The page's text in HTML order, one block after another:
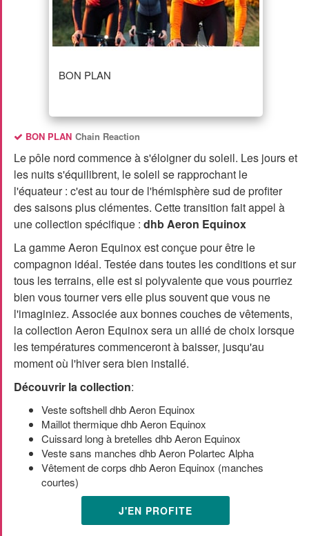
BON PLAN
BON PLAN Chain Reaction
Le pôle nord commence à s'éloigner du soleil. Les jours et
les nuits s'équilibrent, le soleil se rapprochant le
l'équateur : c'est au tour de l'hémisphère sud de profiter
des saisons plus clémentes. Cette transition fait appel à
une collection spécifique : dhb Aeron Equinox
La gamme Aeron Equinox est conçue pour être le
compagnon idéal. Testée dans toutes les conditions et sur
tous les terrains, elle est si polyvalente que vous pourriez
bien vous tourner vers elle plus souvent que vous ne
l'imaginiez. Associée aux bonnes couches de vêtements,
la collection Aeron Equinox sera un allié de choix lorsque
les températures commenceront à baisser, jusqu'au
moment où l'hiver sera bien installé.
Découvrir la collection:
Veste softshell dhb Aeron Equinox
Maillot thermique dhb Aeron Equinox
Cuissard long à bretelles dhb Aeron Equinox
Veste sans manches dhb Aeron Polartec Alpha
Vêtement de corps dhb Aeron Equinox (manches
courtes)
J'EN PROFITE